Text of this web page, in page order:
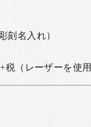
刻名入れ）
税 （レーザーを使